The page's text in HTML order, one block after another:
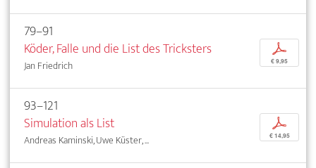
79–91
Köder, Falle und die List des Tricksters
Jan Friedrich
p
€ 9,95
93–121
Simulation als List
Andreas Kaminski, Uwe Küster, ...
p
€ 14,95